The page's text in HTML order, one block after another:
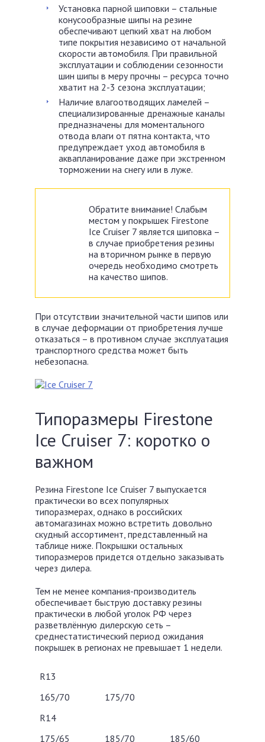
Установка парной шиповки – стальные
конусообразные шипы на резине
обеспечивают цепкий хват на любом
типе покрытия независимо от начальной
скорости автомобиля. При правильной
эксплуатации и соблюдении сезонности
шин шипы в меру прочны – ресурса точно
хватит на 2-3 сезона эксплуатации;
Наличие влагоотводящих ламелей –
специализированные дренажные каналы
предназначены для моментального
отвода влаги от пятна контакта, что
предупреждает уход автомобиля в
аквапланирование даже при экстренном
торможении на снегу или в луже.
Обратите внимание! Слабым
местом у покрышек Firestone
Ice Cruiser 7 является шиповка –
в случае приобретения резины
на вторичном рынке в первую
очередь необходимо смотреть
на качество шипов.
При отсутствии значительной части шипов или
в случае деформации от приобретения лучше
отказаться – в противном случае эксплуатация
транспортного средства может быть
небезопасна.
Типоразмеры Firestone
Ice Cruiser 7: коротко о
важном
Резина Firestone Ice Cruiser 7 выпускается
практически во всех популярных
типоразмерах, однако в российских
автомагазинах можно встретить довольно
скудный ассортимент, представленный на
таблице ниже. Покрышки остальных
типоразмеров придется отдельно заказывать
через дилера.
Тем не менее компания-производитель
обеспечивает быструю доставку резины
практически в любой уголок РФ через
разветвлённую дилерскую сеть –
среднестатистический период ожидания
покрышек в регионах не превышает 1 недели.
R13
165/70
175/70
R14
175/65
185/70 185/60